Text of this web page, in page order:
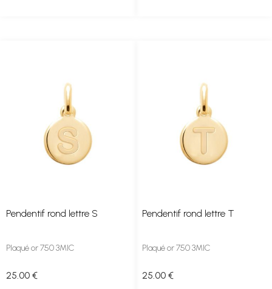
Pendentif rond lettre S
Plaqué or 750 3MIC
25 .00 €
Pendentif rond lettre T
Plaqué or 750 3MIC
25 .00 €